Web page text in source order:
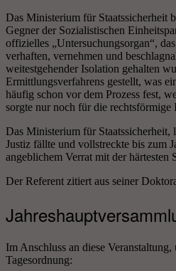
Das Ministerium für Staatssicherheit
Gegner der Sozialistischen
offizielles „Untersuchungsorgan“,
verhaften, vernehmen und
weitestgehender Isolation gehalten
Ermittlungsverfahrens gestellt, was
häufig schon vor dem Prozess fest,
sorgte nur noch für die rechtsförmige
Das Ministerium für Staatssicherheit,
Justiz fällte und vollstreckte bis zum
angeblichem Verrat mit der härtesten
Der Referent zitiert aus seiner
Im Anschluss an diese
Tagesordnung: